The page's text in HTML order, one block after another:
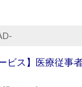
ビス】医療従事